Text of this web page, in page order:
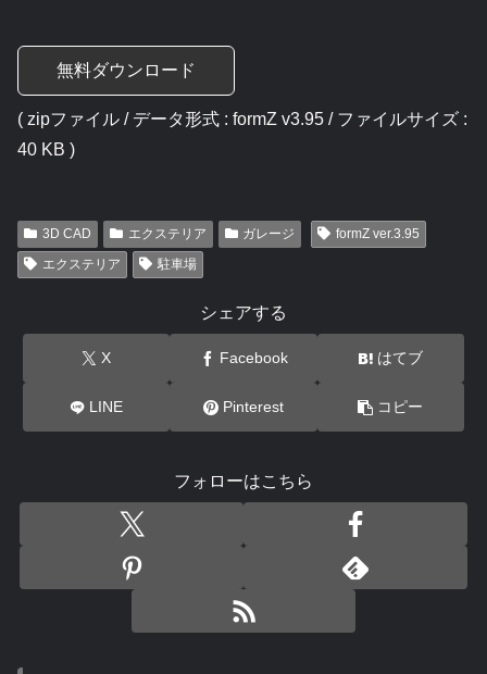
無料ダウンロード
( zipファイル / データ形式 : formZ v3.95 / ファイルサイズ :
40 KB )
3D CAD エクステリア ガレージ
formZ ver.3.95
エクステリア
駐車場
シェアする
X Facebook はてブ
LINE Pinterest コピー
フォローはこちら